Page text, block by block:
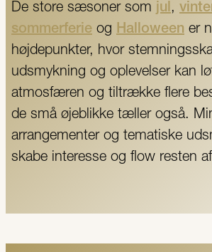
De store sæsoner som jul,
sommerferie og Halloween er
højdepunkter, hvor
udsmykning og oplevelser kan
atmosfæren og tiltrække flere
de små øjeblikke tæller også.
arrangementer og tematiske
skabe interesse og flow resten